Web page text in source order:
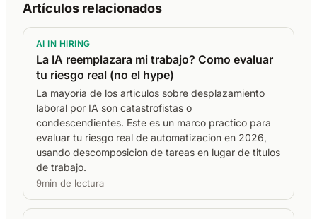
Artículos relacionados
AI IN HIRING
La IA reemplazara mi trabajo? Como evaluar
tu riesgo real (no el hype)
La mayoria de los articulos sobre desplazamiento
laboral por IA son catastrofistas o
condescendientes. Este es un marco practico para
evaluar tu riesgo real de automatizacion en 2026,
usando descomposicion de tareas en lugar de titulos
de trabajo.
9min de lectura